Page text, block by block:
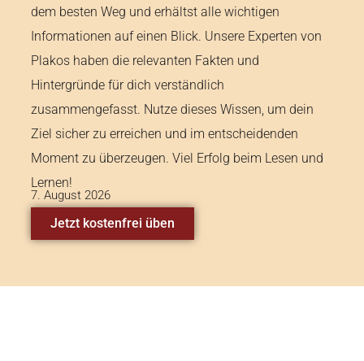
dem besten Weg und erhältst alle wichtigen
Informationen auf einen Blick. Unsere Experten von
Plakos haben die relevanten Fakten und
Hintergründe für dich verständlich
zusammengefasst. Nutze dieses Wissen, um dein
Ziel sicher zu erreichen und im entscheidenden
Moment zu überzeugen. Viel Erfolg beim Lesen und
Lernen!
7. August 2026
Jetzt kostenfrei üben